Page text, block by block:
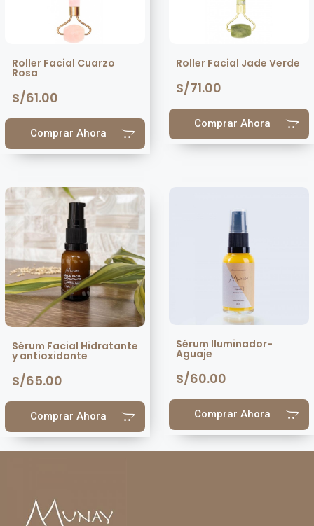
Roller Facial Cuarzo
Rosa
S/61.00
Comprar Ahora
Roller Facial Jade Verde
S/71.00
Comprar Ahora
Sérum Facial Hidratante
y antioxidante
S/65.00
Comprar Ahora
Sérum Iluminador-
Aguaje
S/60.00
Comprar Ahora